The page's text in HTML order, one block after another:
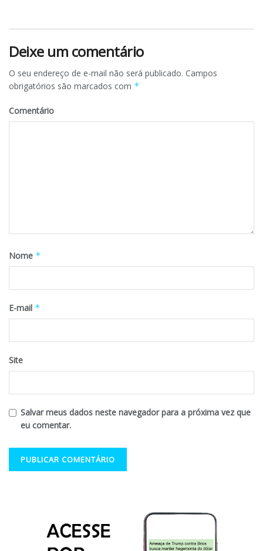
Deixe um comentário
O seu endereço de e-mail não será publicado. Campos
obrigatórios são marcados com *
Comentário
Nome *
E-mail *
Site
Salvar meus dados neste navegador para a próxima vez que
eu comentar.